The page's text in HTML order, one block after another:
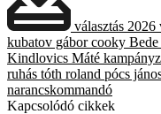
választás 2026
kubatov gábor cooky
Kindlovics Máté
ruhás tóth roland pócs
narancskommandó
Kapcsolódó cikkek